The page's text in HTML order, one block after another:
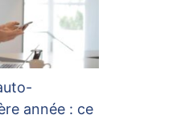
année : ce